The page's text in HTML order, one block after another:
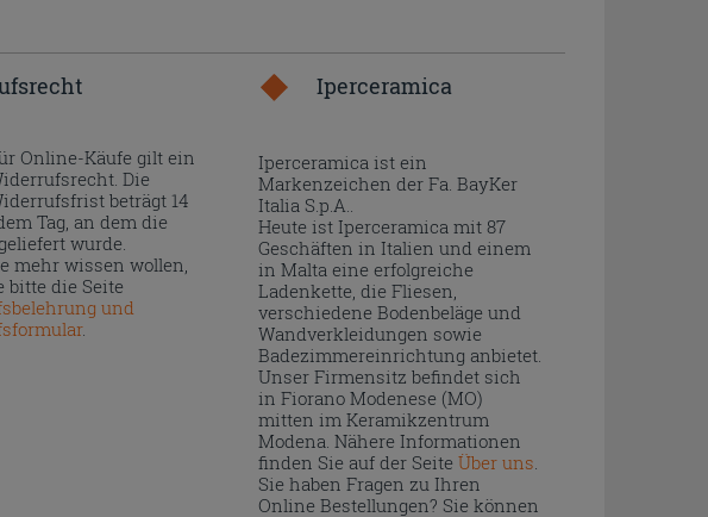
Online-Käufe gilt ein
Die
beträgt 14
Tag, an dem die
wurde.
mehr wissen wollen,
bitte die Seite
und
.
Iperceramica
Iperceramica ist ein
Markenzeichen der Fa. BayKer
Italia S.p.A..
Heute ist Iperceramica mit 87
Geschäften in Italien und einem
in Malta eine erfolgreiche
Ladenkette, die Fliesen,
verschiedene Bodenbeläge und
Wandverkleidungen sowie
Badezimmereinrichtung anbietet.
Unser Firmensitz befindet sich
in Fiorano Modenese (MO)
mitten im Keramikzentrum
Modena. Nähere Informationen
finden Sie auf der Seite Über uns.
Sie haben Fragen zu Ihren
Online Bestellungen? Sie können